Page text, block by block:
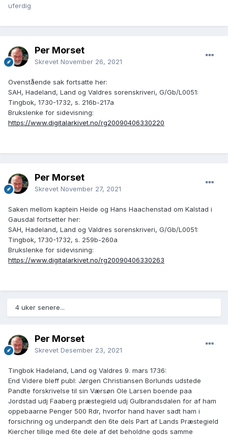
uferdig
Per Morset
Skrevet November 26, 2021
Ovenstående sak fortsatte her:
SAH, Hadeland, Land og Valdres sorenskriveri, G/Gb/L0051:
Tingbok, 1730-1732, s. 216b-217a
Brukslenke for sidevisning:
https://www.digitalarkivet.no/rg20090406330220
Per Morset
Skrevet November 27, 2021
Saken mellom kaptein Heide og Hans Haachenstad om Kalstad i
Gausdal fortsetter her:
SAH, Hadeland, Land og Valdres sorenskriveri, G/Gb/L0051:
Tingbok, 1730-1732, s. 259b-260a
Brukslenke for sidevisning:
https://www.digitalarkivet.no/rg20090406330263
4 uker senere...
Per Morset
Skrevet Desember 23, 2021
Tingbok Hadeland, Land og Valdres 9. mars 1736:
End Videre bleff publ: Jørgen Christiansen Borlunds udstede
Pandte forskrivelse til sin Værsøn Ole Larsen boende paa
Jordstad udj Faaberg præstegield udj Gulbrandsdalen for af ham
oppebaarne Penger 500 Rdr, hvorfor hand haver sadt ham i
forsichring og underpandt den 6te dels Part af Lands Præstegield
Kiercher tillige med 6te dele af det beholdne gods samme